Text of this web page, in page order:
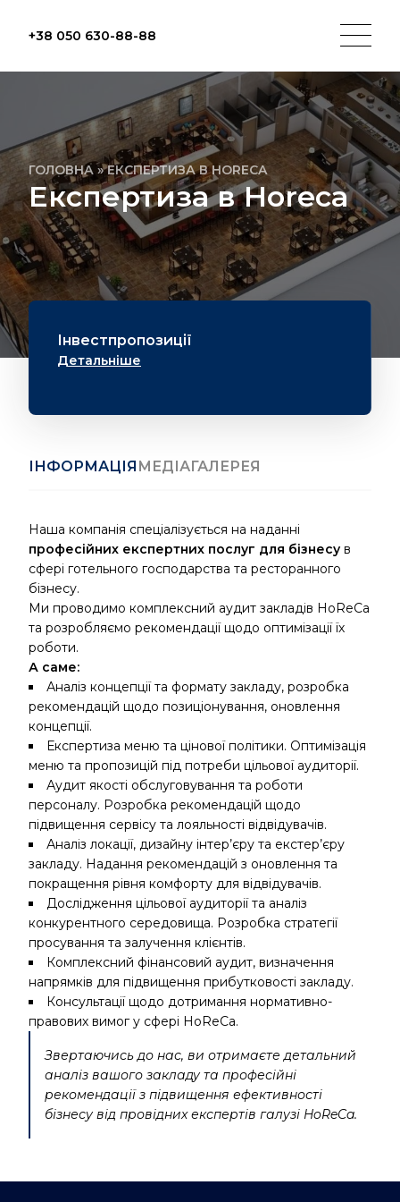
+38 050 630-88-88
ГОЛОВНА »ЕКСПЕРТИЗА В HORECA
Експертиза в Horeca
Інвестпропозиції
Детальніше
ІНФОРМАЦІЯ МЕДІАГАЛЕРЕЯ
Наша компанія спеціалізується на наданні
професійних експертних послуг для бізнесу в
сфері готельного господарства та ресторанного
бізнесу.
Ми проводимо комплексний аудит закладів HoReCa
та розробляємо рекомендації щодо оптимізації їх
роботи.
А саме:
Аналіз концепції та формату закладу, розробка
рекомендацій щодо позиціонування, оновлення
концепції.
Експертиза меню та цінової політики. Оптимізація
меню та пропозицій під потреби цільової аудиторії.
Аудит якості обслуговування та роботи
персоналу. Розробка рекомендацій щодо
підвищення сервісу та лояльності відвідувачів.
Аналіз локації, дизайну інтер’єру та екстер’єру
закладу. Надання рекомендацій з оновлення та
покращення рівня комфорту для відвідувачів.
Дослідження цільової аудиторії та аналіз
конкурентного середовища. Розробка стратегії
просування та залучення клієнтів.
Комплексний фінансовий аудит, визначення
напрямків для підвищення прибутковості закладу.
Консультації щодо дотримання нормативно-
правових вимог у сфері HoReCa.
Звертаючись до нас, ви отримаєте детальний
аналіз вашого закладу та професійні
рекомендації з підвищення ефективності
бізнесу від провідних експертів галузі HoReCa.